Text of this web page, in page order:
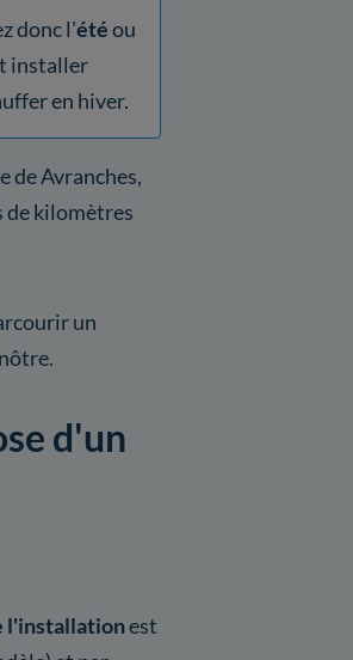
donc l'étéou
installer
en hiver.
de Avranches,
de kilomètres
un
d'un
l'installationest